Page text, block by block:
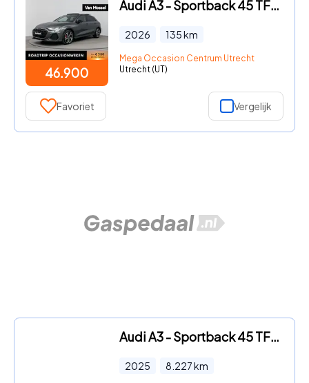
46.900
Audi A3 - Sportback 45 TFSI e S edition Competition | 272PK | Stoelver
2026 135km
Mega Occasion Centrum Utrecht
Utrecht (UT)
Favoriet Vergelijk
Audi A3 - Sportback 45 TFSI e S edition Competition | Panorama Dak | A
2025 8.227km